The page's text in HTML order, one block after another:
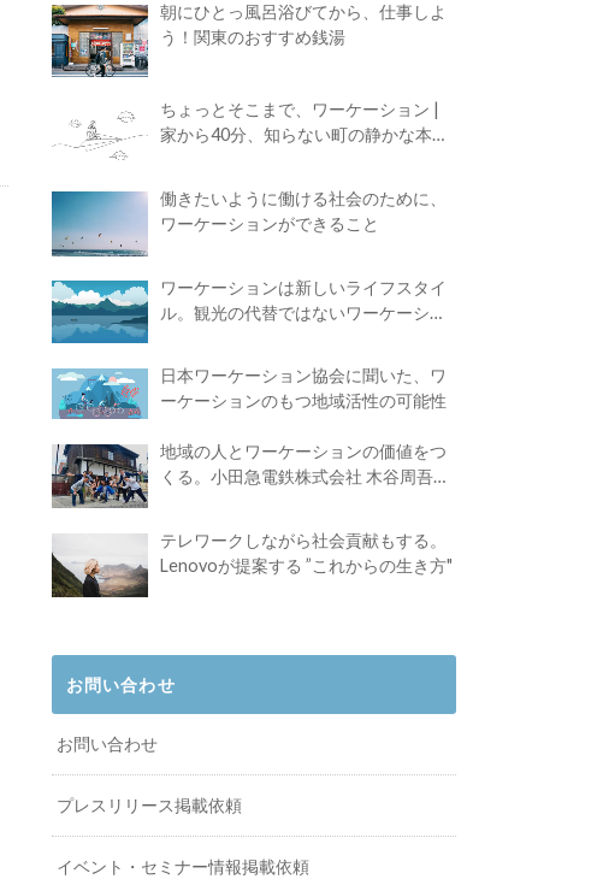
朝にひとっ風呂浴びてから、仕事しよ
う！関東のおすすめ銭湯
ちょっとそこまで、ワーケーション |
家から40分、知らない町の静かな本屋
働きたいように働ける社会のために、
ワーケーションができること
ワーケーションは新しいライフスタイ
ル。観光の代替ではないワーケーショ
日本ワーケーション協会に聞いた、ワ
ーケーションのもつ地域活性の可能性
地域の人とワーケーションの価値をつ
くる。小田急電鉄株式会社 木谷周吾さ
テレワークしながら社会貢献もする。
Lenovoが提案する ”これからの生き方"
お問い合わせ
お問い合わせ
プレスリリース掲載依頼
イベント・セミナー情報掲載依頼